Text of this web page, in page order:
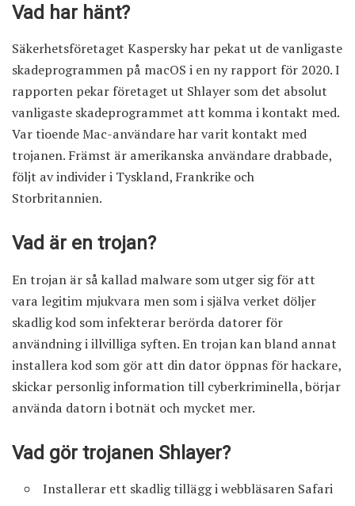
Vad har hänt?
Säkerhetsföretaget Kaspersky har pekat ut de vanligaste
skadeprogrammen på macOS i en ny rapport för 2020. I
rapporten pekar företaget ut Shlayer som det absolut
vanligaste skadeprogrammet att komma i kontakt med.
Var tioende Mac-användare har varit kontakt med
trojanen. Främst är amerikanska användare drabbade,
följt av individer i Tyskland, Frankrike och
Storbritannien.
Vad är en trojan?
En trojan är så kallad malware som utger sig för att
vara legitim mjukvara men som i själva verket döljer
skadlig kod som infekterar berörda datorer för
användning i illvilliga syften. En trojan kan bland annat
installera kod som gör att din dator öppnas för hackare,
skickar personlig information till cyberkriminella, börjar
använda datorn i botnät och mycket mer.
Vad gör trojanen Shlayer?
Installerar ett skadlig tillägg i webbläsaren Safari